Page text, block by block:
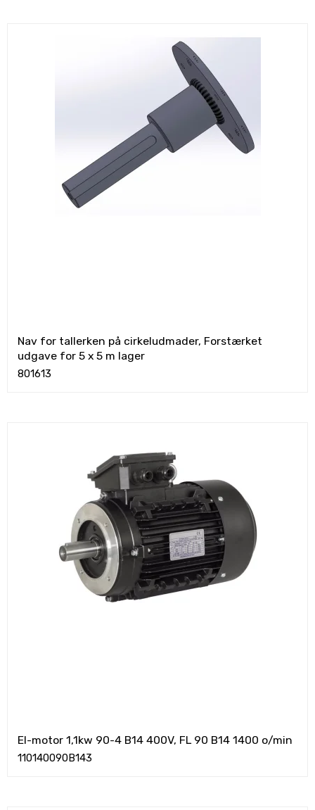
Nav for tallerken på cirkeludmader, Forstærket
udgave for 5 x 5 m lager
801613
El-motor 1,1kw 90-4 B14 400V, FL 90 B14 1400 o/min
110140090B143